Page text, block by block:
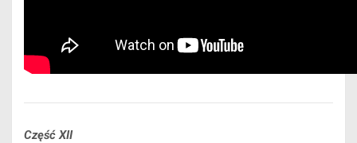
Część XII